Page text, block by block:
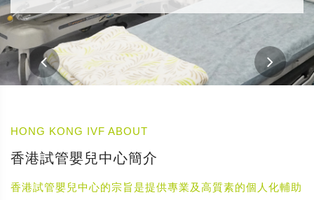
HONG KONG IVF ABOUT
香港試管嬰兒中心簡介
香港試管嬰兒中心的宗旨是提供專業及高質素的個人化輔助